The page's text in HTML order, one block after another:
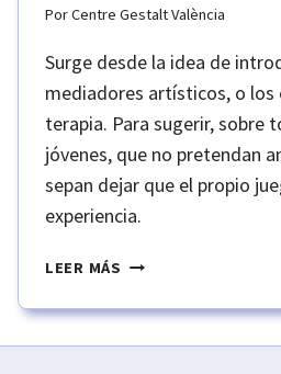
PorCentre Gestalt València
Surge desde la idea de
mediadores artísticos, o los
terapia. Para sugerir, sobre
jóvenes, que no pretendan
sepan dejar que el propio
experiencia.
LEER MÁS CREATIVIDAD
JUEGO